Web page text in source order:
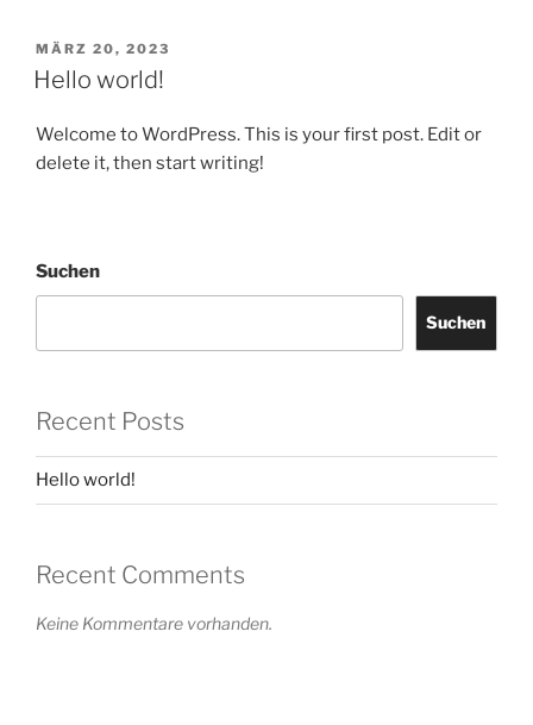
VERÖFFENTLICHT
AM
MÄRZ 20, 2023
Hello world!
Welcome to WordPress. This is your first post. Edit or
delete it, then start writing!
Suchen
Suchen
Recent Posts
Hello world!
Recent Comments
Keine Kommentare vorhanden.